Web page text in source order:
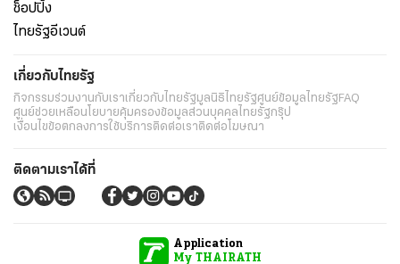
ช็อปปิ้ง
ไทยรัฐอีเวนต์
เกี่ยวกับไทยรัฐ
กิจกรรมร่วมงานกับเราเกี่ยวกับไทยรัฐมูลนิธิไทยรัฐศูนย์ข้อมูลไทยรัฐ FAQ
ศูนย์ช่วยเหลือนโยบายคุ้มครองข้อมูลส่วนบุคคลไทยรัฐกรุ๊ป
เงื่อนไขข้อตกลงการใช้บริการติดต่อเราติดต่อโฆษณา
ติดตามเราได้ที่
Application
My THAIRATH